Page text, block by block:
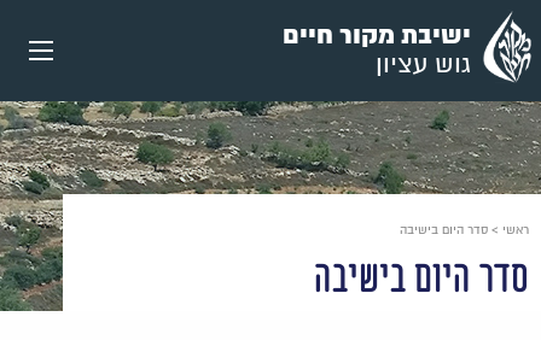
עבור
אל
תוכן
העמוד
ישיבת מקור חיים
גוש עציון
ראשי > סדר היום בישיבה
סדר היום בישיבה